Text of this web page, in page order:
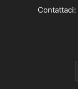
Contattaci: